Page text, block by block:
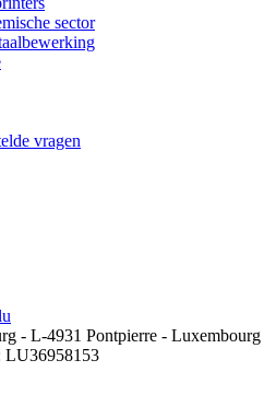
sector
vragen
- L-4931 Pontpierre - Luxembourg
LU36958153